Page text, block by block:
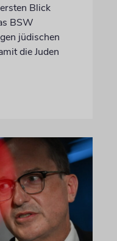
Blick
BSW
jüdischen
die Juden